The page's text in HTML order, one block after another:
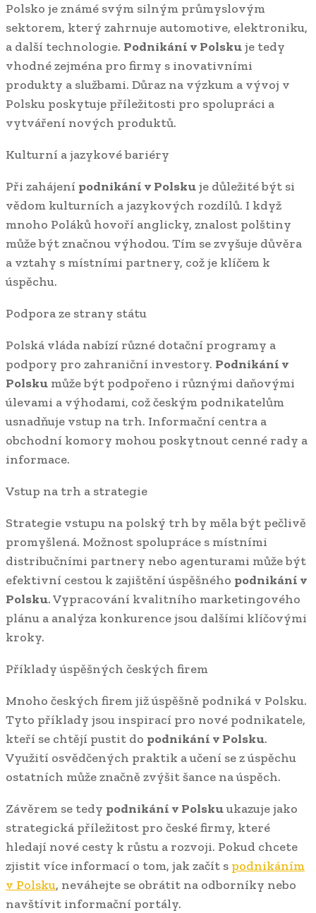
Polsko je známé svým silným průmyslovým
sektorem, který zahrnuje automotive, elektroniku,
a další technologie. Podnikání v Polskuje tedy
vhodné zejména pro firmy s inovativními
produkty a službami. Důraz na výzkum a vývoj v
Polsku poskytuje příležitosti pro spolupráci a
vytváření nových produktů.
Kulturní a jazykové bariéry
Při zahájení podnikání v Polskuje důležité být si
vědom kulturních a jazykových rozdílů. I když
mnoho Poláků hovoří anglicky, znalost polštiny
může být značnou výhodou. Tím se zvyšuje důvěra
a vztahy s místními partnery, což je klíčem k
úspěchu.
Podpora ze strany státu
Polská vláda nabízí různé dotační programy a
podpory pro zahraniční investory. Podnikání v
Polsku může být podpořeno i různými daňovými
úlevami a výhodami, což českým podnikatelům
usnadňuje vstup na trh. Informační centra a
obchodní komory mohou poskytnout cenné rady a
informace.
Vstup na trh a strategie
Strategie vstupu na polský trh by měla být pečlivě
promyšlená. Možnost spolupráce s místními
distribučními partnery nebo agenturami může být
efektivní cestou k zajištění úspěšného podnikání v
Polsku. Vypracování kvalitního marketingového
plánu a analýza konkurence jsou dalšími klíčovými
kroky.
Příklady úspěšných českých firem
Mnoho českých firem již úspěšně podniká v Polsku.
Tyto příklady jsou inspirací pro nové podnikatele,
kteří se chtějí pustit do podnikání v Polsku.
Využití osvědčených praktik a učení se z úspěchu
ostatních může značně zvýšit šance na úspěch.
Závěrem se tedy podnikání v Polskuukazuje jako
strategická příležitost pro české firmy, které
hledají nové cesty k růstu a rozvoji. Pokud chcete
zjistit více informací o tom, jak začít s podnikáním
v Polsku, neváhejte se obrátit na odborníky nebo
navštívit informační portály.